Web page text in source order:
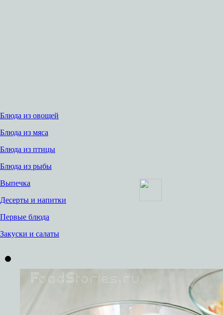
Блюда из овощей
Блюда из мяса
Блюда из птицы
Блюда из рыбы
Выпечка
Десерты и напитки
Первые блюда
Закуски и салаты